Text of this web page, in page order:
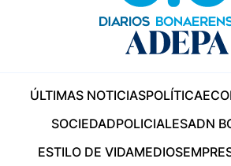
ÚLTIMAS NOTICIASPOLÍTICA
SOCIEDADPOLICIALESADN
ESTILO DE VIDAMEDIOS